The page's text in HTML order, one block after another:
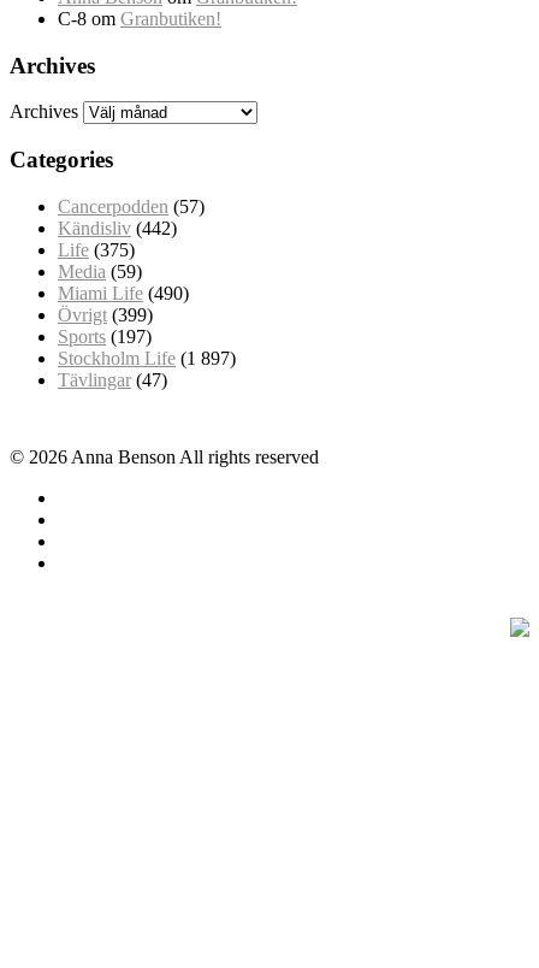
C-8 om Granbutiken!
Archives
Archives
Categories
Cancerpodden (57)
Kändisliv (442)
Life (375)
Media (59)
Miami Life (490)
Övrigt (399)
Sports (197)
Stockholm Life (1 897)
Tävlingar (47)
© 2026 Anna Benson All rights reserved